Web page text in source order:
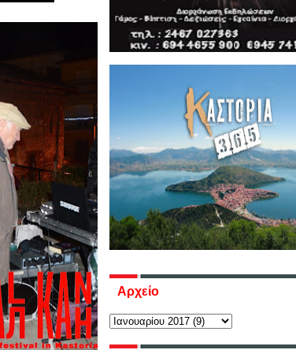
Αρχείο